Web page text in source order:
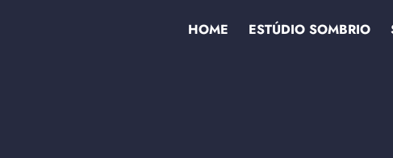
HOME ESTÚDIO SOMBRIO